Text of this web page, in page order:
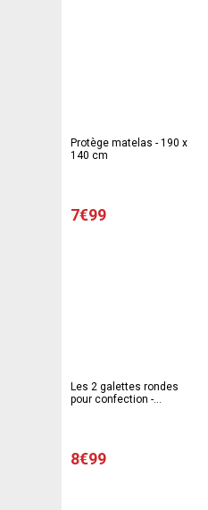
Protège matelas - 190 x
140 cm
7€99
Les 2 galettes rondes
pour confection -
8€99